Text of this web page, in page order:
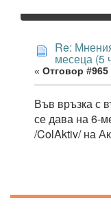
Re:
месеца (5
« Отговор #965
Във връзка с
се дава на 6-
/ColAktiv/ на